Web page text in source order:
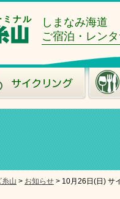
ミナル
しまなみ海道
ご宿泊・レン
山 > お知らせ > 10月26日(日) サ